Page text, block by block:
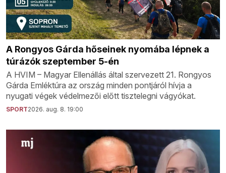
A Rongyos Gárda hőseinek nyomába lépnek a
túrázók szeptember 5-én
A HVIM – Magyar Ellenállás által szervezett 21. Rongyos
Gárda Emléktúra az ország minden pontjáról hívja a
nyugati végek védelmezői előtt tisztelegni vágyókat.
SPORT2026. aug. 8. 19:00